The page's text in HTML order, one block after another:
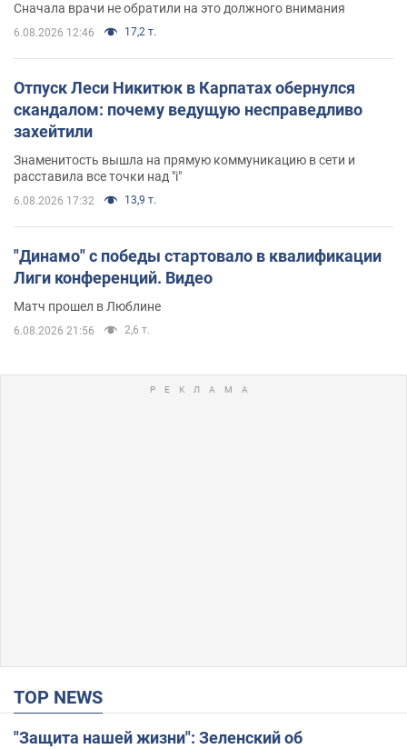
Сначала врачи не обратили на это должного внимания
6.08.2026 12:46 17,2 т.
Отпуск Леси Никитюк в Карпатах обернулся
скандалом: почему ведущую несправедливо
захейтили
Знаменитость вышла на прямую коммуникацию в сети и
расставила все точки над "i"
6.08.2026 17:32 13,9 т.
"Динамо" с победы стартовало в квалификации
Лиги конференций. Видео
Матч прошел в Люблине
6.08.2026 21:56 2,6 т.
TOP NEWS
"Защита нашей жизни": Зеленский об